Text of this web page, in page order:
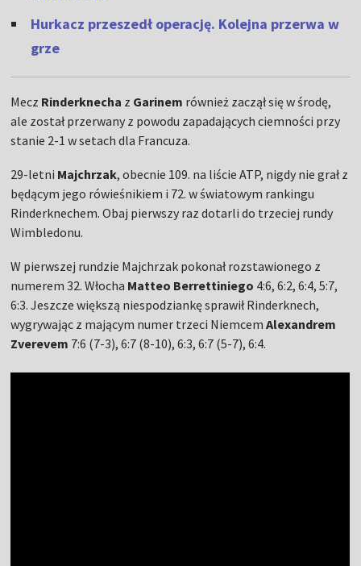
Hurkacz przeszedł operację. Kolejna przerwa w
grze
Mecz Rinderknecha z Garinem również zaczął się w środę,
ale został przerwany z powodu zapadających ciemności przy
stanie 2-1 w setach dla Francuza.
29-letni Majchrzak, obecnie 109. na liście ATP, nigdy nie grał z
będącym jego rówieśnikiem i 72. w światowym rankingu
Rinderknechem. Obaj pierwszy raz dotarli do trzeciej rundy
Wimbledonu.
W pierwszej rundzie Majchrzak pokonał rozstawionego z
numerem 32. Włocha Matteo Berrettiniego 4:6, 6:2, 6:4, 5:7,
6:3. Jeszcze większą niespodziankę sprawił Rinderknech,
wygrywając z mającym numer trzeci NiemcemAlexandrem
Zverevem 7:6 (7-3), 6:7 (8-10), 6:3, 6:7 (5-7), 6:4.